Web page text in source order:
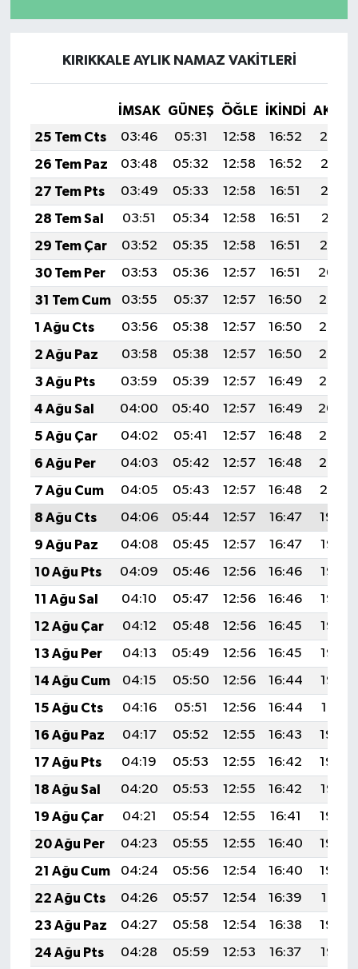
KIRIKKALE AYLIK NAMAZ VAKITLERI
İMSAK GÜNEŞ ÖĞLE İKINDI
25 Tem Cts
03:46 05:31 12:58 16:52
20:14
26 Tem Paz
03:48 05:32 12:58 16:52
20:13
27 Tem Pts
03:49 05:33 12:58 16:51
20:12
28 Tem Sal
03:51 05:34 12:58 16:51
20:11
29 Tem Çar
03:52 05:35 12:58 16:51
20:10
30 Tem Per
03:53 05:36 12:57 16:51
20:09
31 Tem Cum
03:55 05:37 12:57 16:50
20:08
1 Ağu Cts
03:56 05:38 12:57 16:50
20:07
2 Ağu Paz
03:58 05:38 12:57 16:50
20:06
3 Ağu Pts
03:59 05:39 12:57 16:49
20:05
4 Ağu Sal
04:00 05:40 12:57 16:49
20:04
5 Ağu Çar
04:02 05:41 12:57 16:48
20:03
6 Ağu Per
04:03 05:42 12:57 16:48
20:02
7 Ağu Cum
04:05 05:43 12:57 16:48
20:01
8 Ağu Cts
04:06 05:44 12:57 16:47
19:59
9 Ağu Paz
04:08 05:45 12:57 16:47
19:58
10 Ağu Pts
04:09 05:46 12:56 16:46
19:57
11 Ağu Sal
04:10 05:47 12:56 16:46
19:56
12 Ağu Çar
04:12 05:48 12:56 16:45
19:55
13 Ağu Per
04:13 05:49 12:56 16:45
19:53
14 Ağu Cum
04:15 05:50 12:56 16:44
19:52
15 Ağu Cts
04:16 05:51 12:56 16:44
19:51
16 Ağu Paz
04:17 05:52 12:55 16:43
19:49
17 Ağu Pts
04:19 05:53 12:55 16:42
19:48
18 Ağu Sal
04:20 05:53 12:55 16:42
19:47
19 Ağu Çar
04:21 05:54 12:55 16:41
19:45
20 Ağu Per
04:23 05:55 12:55 16:40
19:44
21 Ağu Cum
04:24 05:56 12:54 16:40
19:42
22 Ağu Cts
04:26 05:57 12:54 16:39
19:41
23 Ağu Paz
04:27 05:58 12:54 16:38
19:39
24 Ağu Pts
04:28 05:59 12:53 16:37
19:38